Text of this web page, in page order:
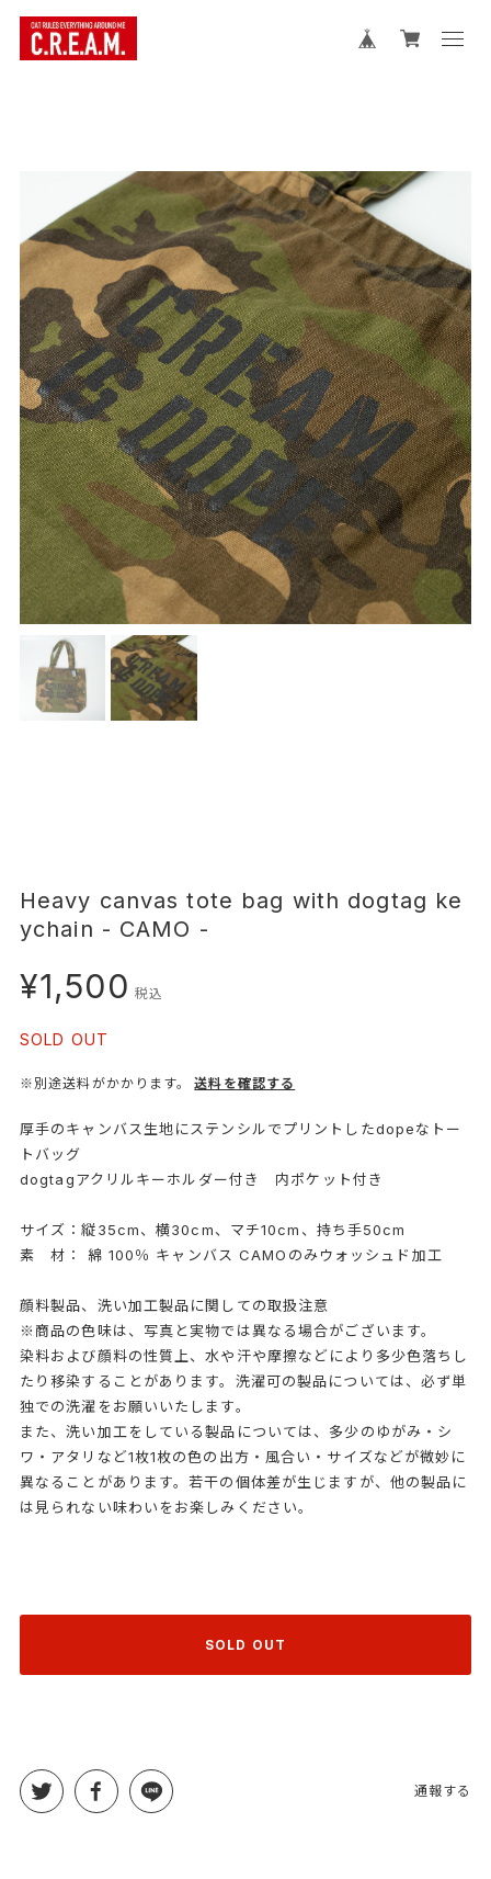
Heavy canvas tote bag with dogtag ke
ychain - CAMO -
¥1,500 税込
SOLD OUT
※別途送料がかかります。 送料を確認する
厚手のキャンバス生地にステンシルでプリントしたdopeなトー
トバッグ
dogtagアクリルキーホルダー付き 内ポケット付き
サイズ：縦35cm、横30cm、マチ10cm、持ち手50cm
素 材： 綿 100％ キャンバス CAMOのみウォッシュド加工
顔料製品、洗い加工製品に関しての取扱注意
※商品の色味は、写真と実物では異なる場合がございます。
染料および顔料の性質上、水や汗や摩擦などにより多少色落ちし
たり移染することがあります。洗濯可の製品については、必ず単
独での洗濯をお願いいたします。
また、洗い加工をしている製品については、多少のゆがみ・シ
ワ・アタリなど1枚1枚の色の出方・風合い・サイズなどが微妙に
異なることがあります。若干の個体差が生じますが、他の製品に
は見られない味わいをお楽しみください。
SOLD OUT
通報する